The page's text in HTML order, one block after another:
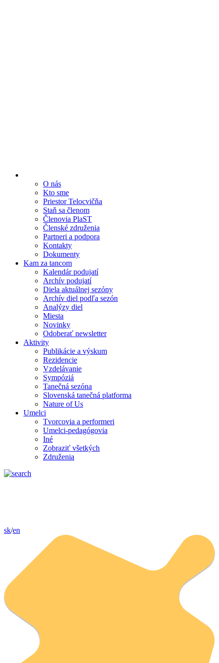
O nás
Kto sme
Priestor Telocvičňa
Staň sa členom
Členovia PlaST
Členské združenia
Partneri a podpora
Kontakty
Dokumenty
Kam za tancom
Kalendár podujatí
Archív podujatí
Diela aktuálnej sezóny
Archív diel podľa sezón
Analýzy diel
Miesta
Novinky
Odoberať newsletter
Aktivity
Publikácie a výskum
Rezidencie
Vzdelávanie
Sympóziá
Tanečná sezóna
Slovenská tanečná platforma
Nature of Us
Umelci
Tvorcovia a performeri
Umelci-pedagógovia
Iné
Zobraziť všetkých
Združenia
sk/en